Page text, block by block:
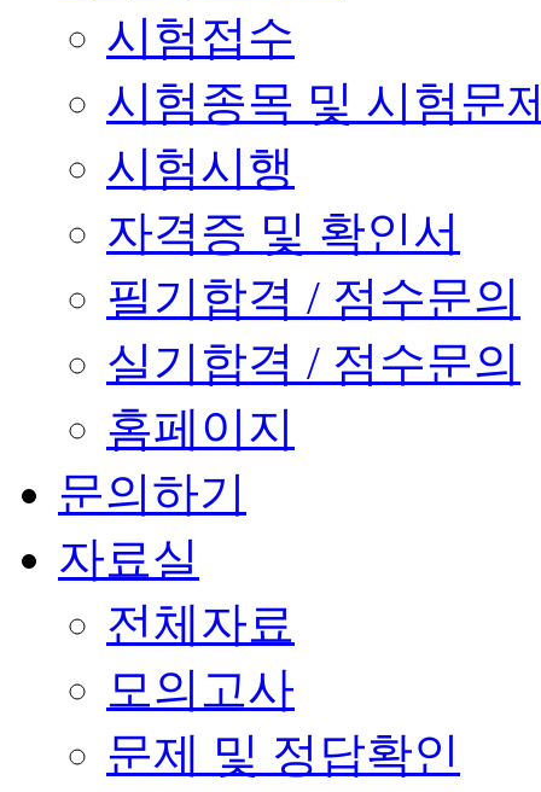
시험접수
시험종목 및 시험문
시험시행
자격증 및 확인서
필기합격 / 점수문의
실기합격 / 점수문의
홈페이지
문의하기
자료실
전체자료
모의고사
문제 및 정답확인